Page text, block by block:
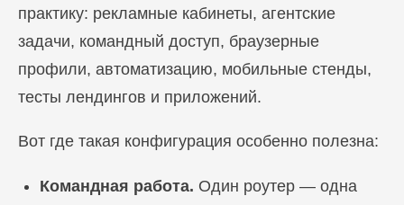
практику: рекламные кабинеты, агентские
задачи, командный доступ, браузерные
профили, автоматизацию, мобильные стенды,
тесты лендингов и приложений.
Вот где такая конфигурация особенно полезна:
Командная работа. Один роутер — одна